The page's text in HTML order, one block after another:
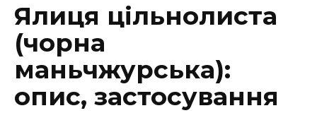
Ялиця цільнолиста
(чорна
маньчжурська):
опис, застосування